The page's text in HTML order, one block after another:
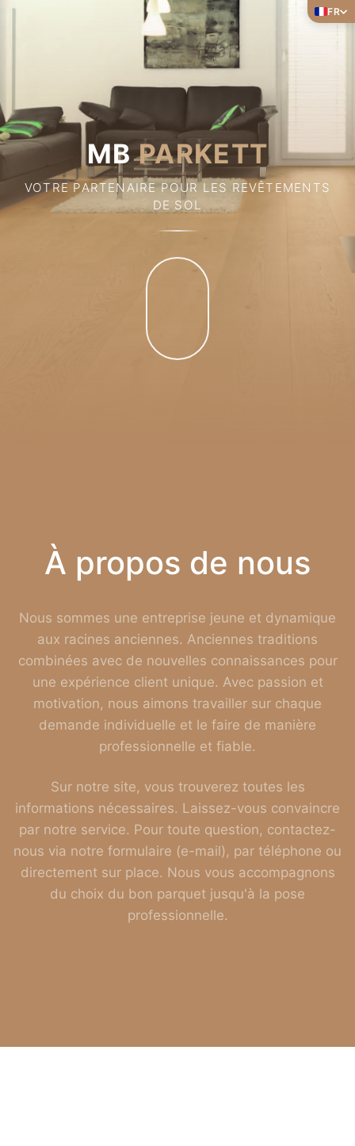
FR
MBPARKETT
VOTRE PARTENAIRE POUR LES REVÊTEMENTS
DE SOL
À propos de nous
Nous sommes une entreprise jeune et dynamique
aux racines anciennes. Anciennes traditions
combinées avec de nouvelles connaissances pour
une expérience client unique. Avec passion et
motivation, nous aimons travailler sur chaque
demande individuelle et le faire de manière
professionnelle et fiable.
Sur notre site, vous trouverez toutes les
informations nécessaires. Laissez-vous convaincre
par notre service. Pour toute question, contactez-
nous via notre formulaire (e-mail), par téléphone ou
directement sur place. Nous vous accompagnons
du choix du bon parquet jusqu'à la pose
professionnelle.